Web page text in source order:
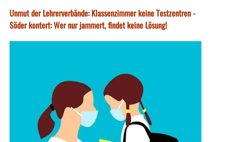
Unmut der Lehrerverbände: Klassenzimmer keine Testzentren -
Söder kontert: Wer nur jammert, findet keine Lösung!